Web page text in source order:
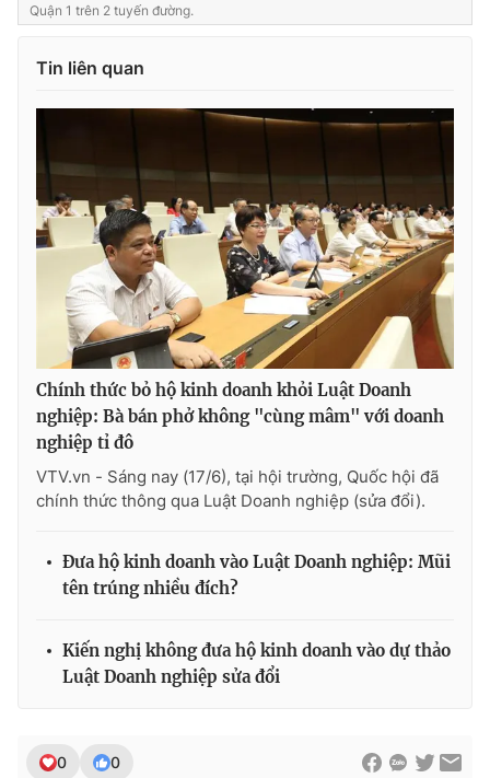
Quận 1 trên 2 tuyến đường.
Tin liên quan
Chính thức bỏ hộ kinh doanh khỏi Luật Doanh
nghiệp: Bà bán phở không "cùng mâm" với doanh
nghiệp tỉ đô
VTV.vn - Sáng nay (17/6), tại hội trường, Quốc hội đã
chính thức thông qua Luật Doanh nghiệp (sửa đổi).
Đưa hộ kinh doanh vào Luật Doanh nghiệp: Mũi
tên trúng nhiều đích?
Kiến nghị không đưa hộ kinh doanh vào dự thảo
Luật Doanh nghiệp sửa đổi
0 0